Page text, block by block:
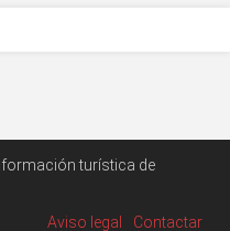
turística de
Aviso legal
Contactar